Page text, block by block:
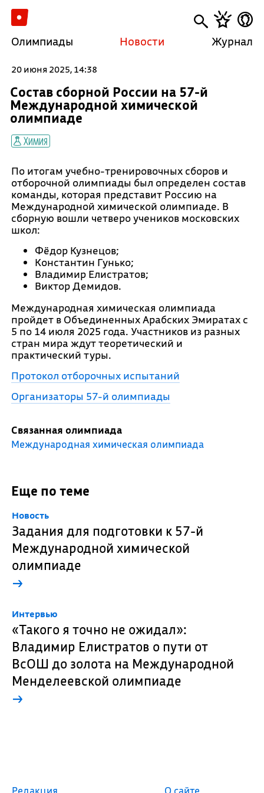
Олимпиады Новости Журнал
20 июня 2025, 14:38
Состав сборной России на 57-й
Международной химической
олимпиаде
Химия
По итогам учебно-тренировочных сборов и
отборочной олимпиады был определен состав
команды, которая представит Россию на
Международной химической олимпиаде. В
сборную вошли четверо учеников московских
школ:
Фёдор Кузнецов;
Константин Гунько;
Владимир Елистратов;
Виктор Демидов.
Международная химическая олимпиада
пройдет в Объединенных Арабских Эмиратах с
5 по 14 июля 2025 года. Участников из разных
стран мира ждут теоретический и
практический туры.
Протокол отборочных испытаний
Организаторы 57-й олимпиады
Связанная олимпиада
Международная химическая олимпиада
Еще по теме
Новость
Задания для подготовки к 57-й
Международной химической
олимпиаде
→
Интервью
«Такого я точно не ожидал»:
Владимир Елистратов о пути от
ВсОШ до золота на Международной
Менделеевской олимпиаде
→
Редакция О сайте